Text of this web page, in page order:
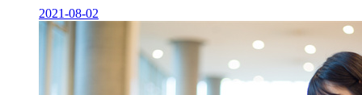
2021-08-02